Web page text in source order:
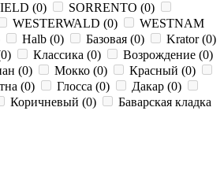
(0) SORRENTO (0)
WESTERWALD (0)
WESTNAM
Halb (0) Базовая (0) Krator(0)
0) Классика (0) Возрождение (0)
(0) Мокко (0) Красный (0)
(0) Глосса (0) Дакар (0)
Коричневый (0)
Баварская кладка